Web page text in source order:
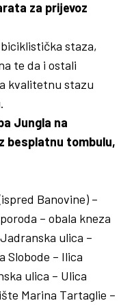
za prijevoz
staza,
te da i ostali
kvalitetnu stazu
Jungla na
besplatnu tombulu,
Banovine) –
– obala kneza
ulica –
Slobode – Ilica
ulica – Ulica
Marina Tartaglie –